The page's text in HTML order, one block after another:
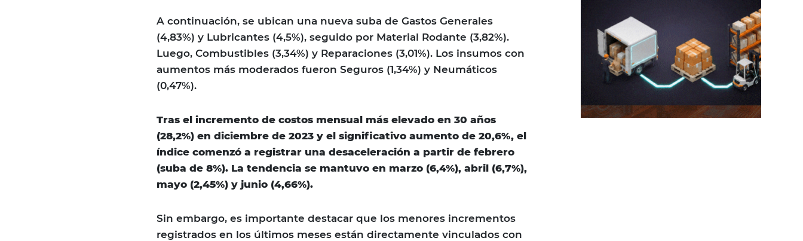
A continuación, se ubican una nueva suba de Gastos Generales
(4,83%) y Lubricantes (4,5%), seguido por Material Rodante (3,82%).
Luego, Combustibles (3,34%) y Reparaciones (3,01%). Los insumos con
aumentos más moderados fueron Seguros (1,34%) y Neumáticos
(0,47%).
Tras el incremento de costos mensual más elevado en 30 años
(28,2%) en diciembre de 2023 y el significativo aumento de 20,6%, el
índice comenzó a registrar una desaceleración a partir de febrero
(suba de 8%). La tendencia se mantuvo en marzo (6,4%), abril (6,7%),
mayo (2,45%) y junio (4,66%).
Sin embargo, es importante destacar que los menores incrementos
registrados en los últimos meses están directamente vinculados con